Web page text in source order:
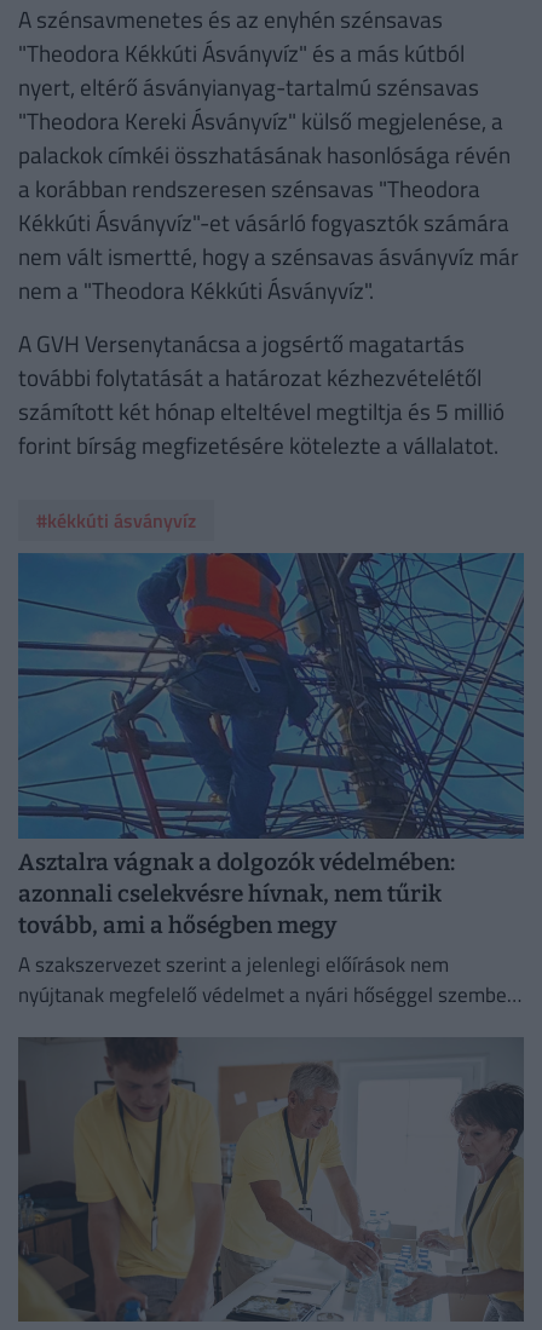
A szénsavmenetes és az enyhén szénsavas
"Theodora Kékkúti Ásványvíz" és a más kútból
nyert, eltérő ásványianyag-tartalmú szénsavas
"Theodora Kereki Ásványvíz" külső megjelenése, a
palackok címkéi összhatásának hasonlósága révén
a korábban rendszeresen szénsavas "Theodora
Kékkúti Ásványvíz"-et vásárló fogyasztók számára
nem vált ismertté, hogy a szénsavas ásványvíz már
nem a "Theodora Kékkúti Ásványvíz".
A GVH Versenytanácsa a jogsértő magatartás
további folytatását a határozat kézhezvételétől
számított két hónap elteltével megtiltja és 5 millió
forint bírság megfizetésére kötelezte a vállalatot.
#kékkúti ásványvíz
Asztalra vágnak a dolgozók védelmében:
azonnali cselekvésre hívnak, nem tűrik
tovább, ami a hőségben megy
A szakszervezet szerint a jelenlegi előírások nem
nyújtanak megfelelő védelmet a nyári hőséggel szemben,
védelmében.